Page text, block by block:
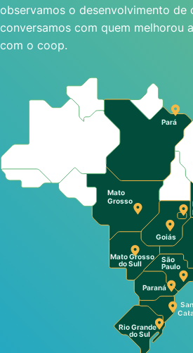
observamos o desenvolvimento de
conversamos com quem melhorou
com o coop.
Goiás
São
Paulo
Mato Grosso
do Sull
Paraná
Pará
Rio Grande
do Sul
Mato
Grosso